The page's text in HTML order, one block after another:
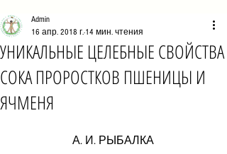
УНИКАЛЬНЫЕ ЦЕЛЕБНЫЕ СВОЙСТВА
СОКА ПРОРОСТКОВ ПШЕНИЦЫ И
ЯЧМЕНЯ
Admin
16 апр. 2018 г. 14 мин. чтения
                     А. И. РЫБАЛКА